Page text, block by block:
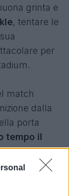
grinta e
, tentare le
per
match
dalla
porta
tempo il
al limite
la botta